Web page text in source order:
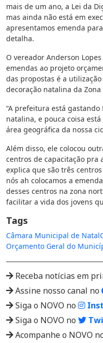
mais de um ano, a Lei da
mas ainda não está em
apresentamos emenda
detalha.
O vereador Anderson
emendas ao projeto
das propostas é a
decoração natalina da
“A prefeitura está gastando
natalina, e pouca coisa
área geográfica da nossa
Além disso, ele colocou
centros de capacitação pra
explica que são três
nós ah colocamos a
desses centros na zona
facilitar a vida dos jovens
Tags
Câmara Municipal de Natal
Orçamento Geral do
Receba notícias em
Assine nosso canal no
Siga o NOVO no
Siga o NOVO no
Acompanhe o NOVO